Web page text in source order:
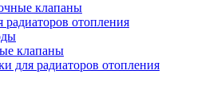
клапаны
радиаторов отопления
клапаны
для радиаторов отопления